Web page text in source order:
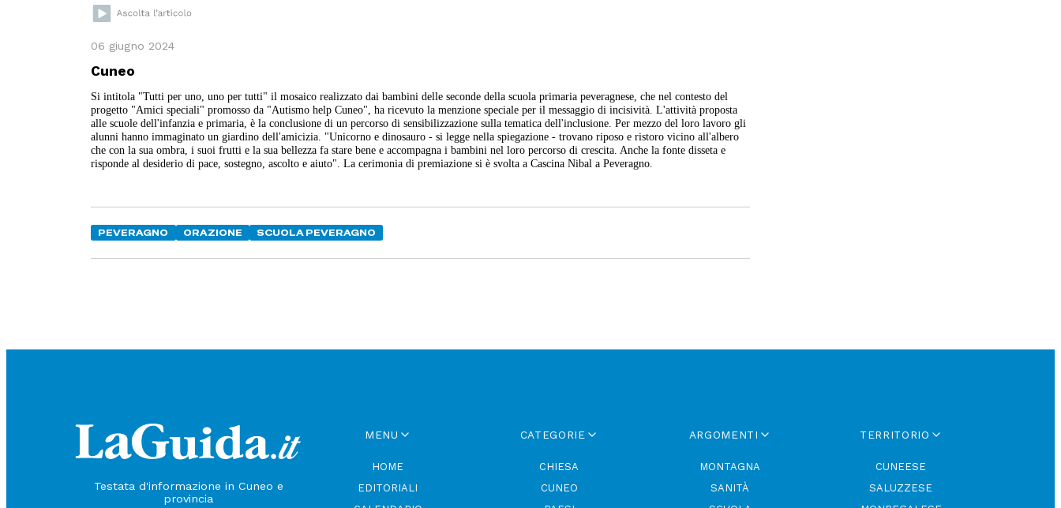
06 giugno 2024
Cuneo
Si intitola "Tutti per uno, uno per tutti" il mosaico realizzato dai bambini delle seconde della scuola primaria peveragnese, che nel contesto del
progetto "Amici speciali" promosso da "Autismo help Cuneo", ha ricevuto la menzione speciale per il messaggio di incisività. L'attività proposta
alle scuole dell'infanzia e primaria, è la conclusione di un percorso di sensibilizzazione sulla tematica dell'inclusione. Per mezzo del loro lavoro gli
alunni hanno immaginato un giardino dell'amicizia. "Unicorno e dinosauro - si legge nella spiegazione - trovano riposo e ristoro vicino all'albero
che con la sua ombra, i suoi frutti e la sua bellezza fa stare bene e accompagna i bambini nel loro percorso di crescita. Anche la fonte disseta e
risponde al desiderio di pace, sostegno, ascolto e aiuto". La cerimonia di premiazione si è svolta a Cascina Nibal a Peveragno.
PEVERAGNO ORAZIONE SCUOLA PEVERAGNO
Testata d'informazione in Cuneo e
provincia
MENU
HOME
EDITORIALI
CATEGORIE
CHIESA
CUNEO
ARGOMENTI
MONTAGNA
SANITÀ
TERRITORIO
CUNEESE
SALUZZESE